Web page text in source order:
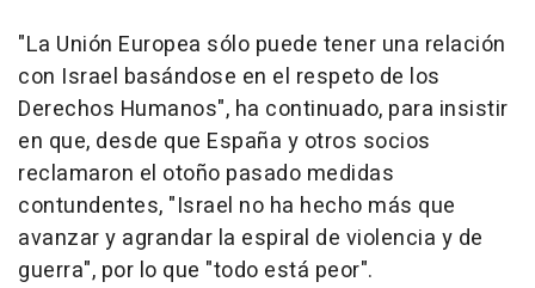
"La Unión Europea sólo puede tener una relación
con Israel basándose en el respeto de los
Derechos Humanos", ha continuado, para insistir
en que, desde que España y otros socios
reclamaron el otoño pasado medidas
contundentes, "Israel no ha hecho más que
avanzar y agrandar la espiral de violencia y de
guerra", por lo que "todo está peor".